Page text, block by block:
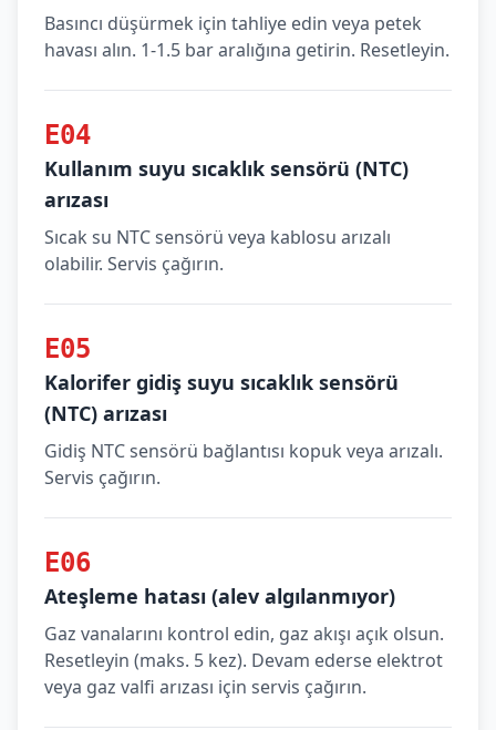
Basıncı düşürmek için tahliye edin veya petek
havası alın. 1-1.5 bar aralığına getirin. Resetleyin.
E04
Kullanım suyu sıcaklık sensörü (NTC)
arızası
Sıcak su NTC sensörü veya kablosu arızalı
olabilir. Servis çağırın.
E05
Kalorifer gidiş suyu sıcaklık sensörü
(NTC) arızası
Gidiş NTC sensörü bağlantısı kopuk veya arızalı.
Servis çağırın.
E06
Ateşleme hatası (alev algılanmıyor)
Gaz vanalarını kontrol edin, gaz akışı açık olsun.
Resetleyin (maks. 5 kez). Devam ederse elektrot
veya gaz valfi arızası için servis çağırın.